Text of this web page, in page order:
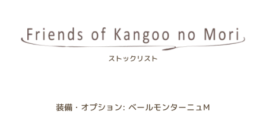
ストックリスト
装備・オプション: ベールモンターニュM